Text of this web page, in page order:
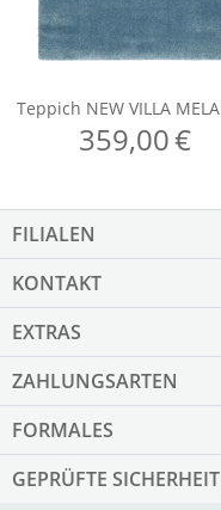
FILIALEN
KONTAKT
EXTRAS
ZAHLUNGSARTEN
FORMALES
GEPRÜFTE SICHERHEIT